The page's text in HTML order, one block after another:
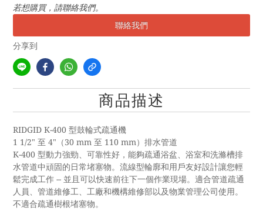
若想購買，請聯絡我們。
聯絡我們
分享到
商品描述
RIDGID K-400 型鼓輪式疏通機
1 1/2" 至 4" （30 mm 至 110 mm）排水管道
K-400 型動力強勁、可靠性好，能夠疏通浴盆、浴室和洗滌槽排
水管道中頑固的日常堵塞物。流線型輪廓和用戶友好設計讓您輕
鬆完成工作 -- 並且可以快速前往下一個作業現場。適合管道疏通
人員、管道維修工、工廠和機構維修部以及物業管理公司使用。
不適合疏通樹根堵塞物。